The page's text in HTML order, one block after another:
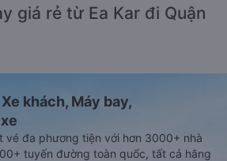
giá rẻ từ Ea Kar đi Quận
khách, Máy bay,
vé đa phương tiện với hơn 3000+ nhà
tuyến đường toàn quốc, tất cả hãng